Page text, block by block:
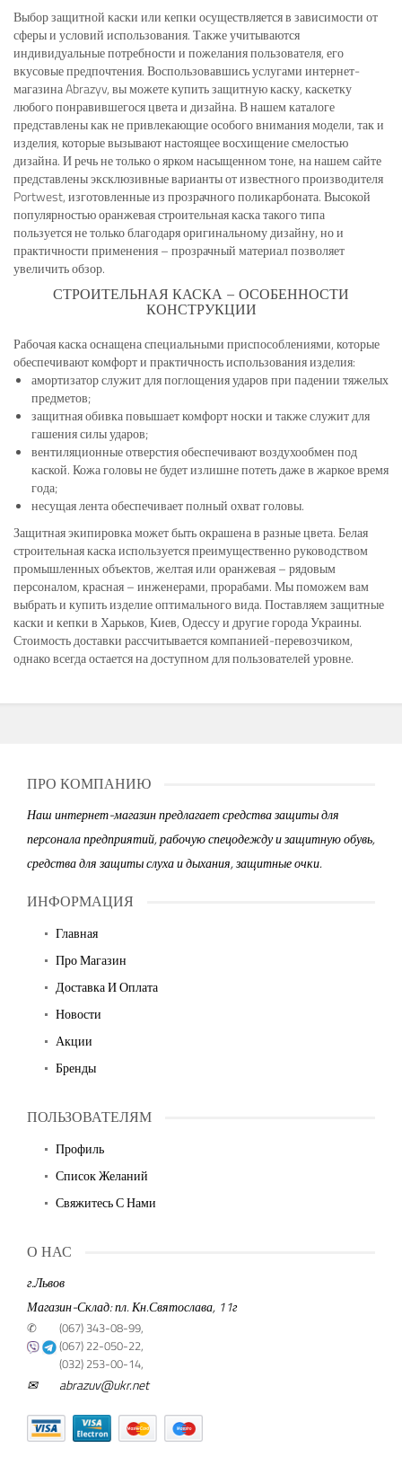
Выбор защитной каски или кепки осуществляется в зависимости от
сферы и условий использования. Также учитываются
индивидуальные потребности и пожелания пользователя, его
вкусовые предпочтения. Воспользовавшись услугами интернет-
магазина Abrazyv, вы можете купить защитную каску, каскетку
любого понравившегося цвета и дизайна. В нашем каталоге
представлены как не привлекающие особого внимания модели, так и
изделия, которые вызывают настоящее восхищение смелостью
дизайна. И речь не только о ярком насыщенном тоне, на нашем сайте
представлены эксклюзивные варианты от известного производителя
Portwest, изготовленные из прозрачного поликарбоната. Высокой
популярностью оранжевая строительная каска такого типа
пользуется не только благодаря оригинальному дизайну, но и
практичности применения – прозрачный материал позволяет
увеличить обзор.
СТРОИТЕЛЬНАЯ КАСКА – ОСОБЕННОСТИ
КОНСТРУКЦИИ
Рабочая каска оснащена специальными приспособлениями, которые
обеспечивают комфорт и практичность использования изделия:
амортизатор служит для поглощения ударов при падении тяжелых
предметов;
защитная обивка повышает комфорт носки и также служит для
гашения силы ударов;
вентиляционные отверстия обеспечивают воздухообмен под
каской. Кожа головы не будет излишне потеть даже в жаркое время
года;
несущая лента обеспечивает полный охват головы.
Защитная экипировка может быть окрашена в разные цвета. Белая
строительная каска используется преимущественно руководством
промышленных объектов, желтая или оранжевая – рядовым
персоналом, красная – инженерами, прорабами. Мы поможем вам
выбрать и купить изделие оптимального вида. Поставляем защитные
каски и кепки в Харьков, Киев, Одессу и другие города Украины.
Стоимость доставки рассчитывается компанией-перевозчиком,
однако всегда остается на доступном для пользователей уровне.
ПРО КОМПАНИЮ
Наш интернет-магазин предлагает средства защиты для
персонала предприятий, рабочую спецодежду и защитную обувь,
средства для защиты слуха и дыхания, защитные очки.
ИНФОРМАЦИЯ
Главная
Про Магазин
Доставка И Оплата
Новости
Акции
Бренды
ПОЛЬЗОВАТЕЛЯМ
Профиль
Список Желаний
Свяжитесь С Нами
О НАС
г.Львов
Магазин-Склад: пл. Кн.Святослава, 11г
✆
(067) 343-08-99,
(067) 22-050-22,
(032) 253-00-14,
✉ abrazuv@ukr.net